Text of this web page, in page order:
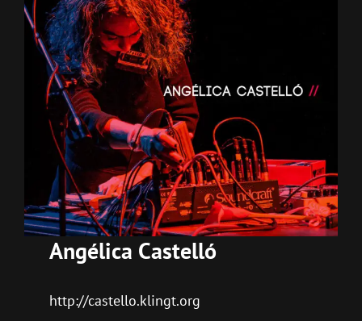
Angélica Castelló
http://castello.klingt.org